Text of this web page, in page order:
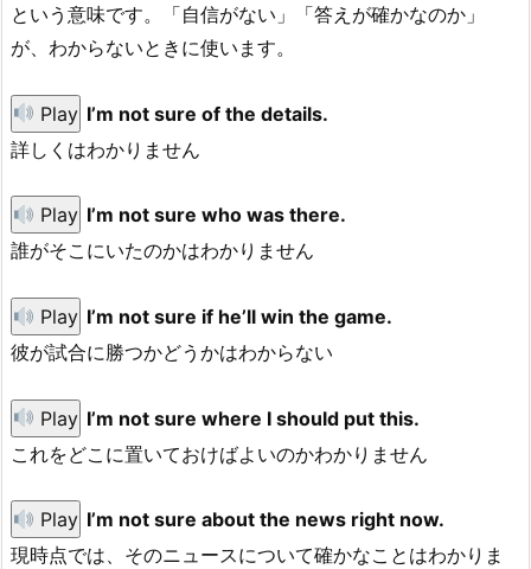
という意味です。「自信がない」「答えが確かなのか」
が、わからないときに使います。
Play I’m not sure of the details.
詳しくはわかりません
Play I’m not sure who was there.
誰がそこにいたのかはわかりません
Play I’m not sure if he’ll win the game.
彼が試合に勝つかどうかはわからない
Play I’m not sure where I should put this.
これをどこに置いておけばよいのかわかりません
Play I’m not sure about the news right now.
現時点では、そのニュースについて確かなことはわかりま